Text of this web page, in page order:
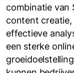
combinatie van
content creatie,
effectieve
een sterke